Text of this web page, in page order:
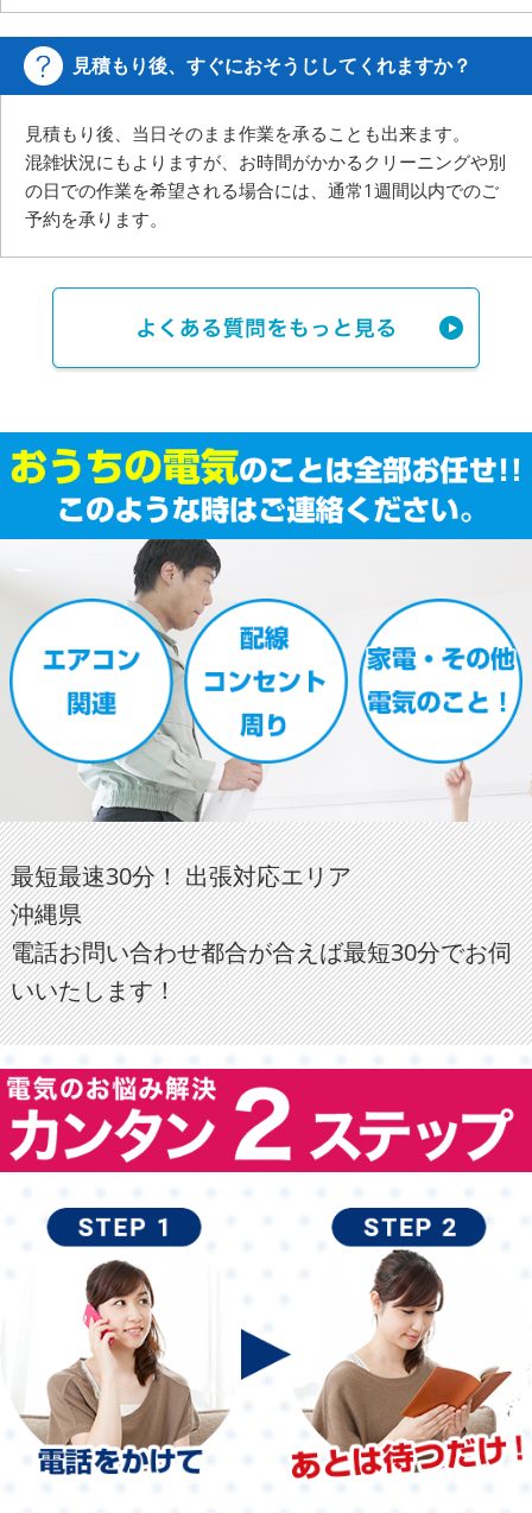
見積もり後、すぐにおそうじしてくれますか？
見積もり後、当日そのまま作業を承ることも出来ます。
混雑状況にもよりますが、お時間がかかるクリーニングや別
の日での作業を希望される場合には、 通常1週間以内でのご
予約を承ります。
最短最速30分！ 出張対応エリア
沖縄県
電話お問い合わせ都合が合えば最短30分でお伺
いいたします！